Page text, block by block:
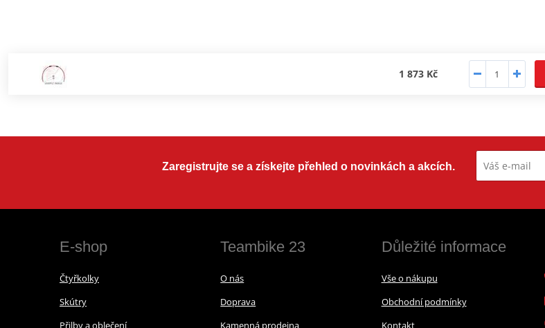
1 873 Kč
Zaregistrujte se a získejte přehled o novinkách a akcích.
E-shop
Čtyřkolky
Skútry
Přilby a oblečení
Teambike 23
O nás
Doprava
Kamenná prodejna
Důležité informace
Vše o nákupu
Obchodní podmínky
Kontakt